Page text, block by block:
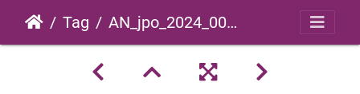
Tag AN_jpo_2024_0005